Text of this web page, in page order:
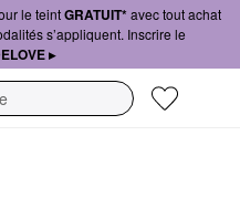
le teintGRATUIT*avec tout achat
s’appliquent. Inscrire le
▸